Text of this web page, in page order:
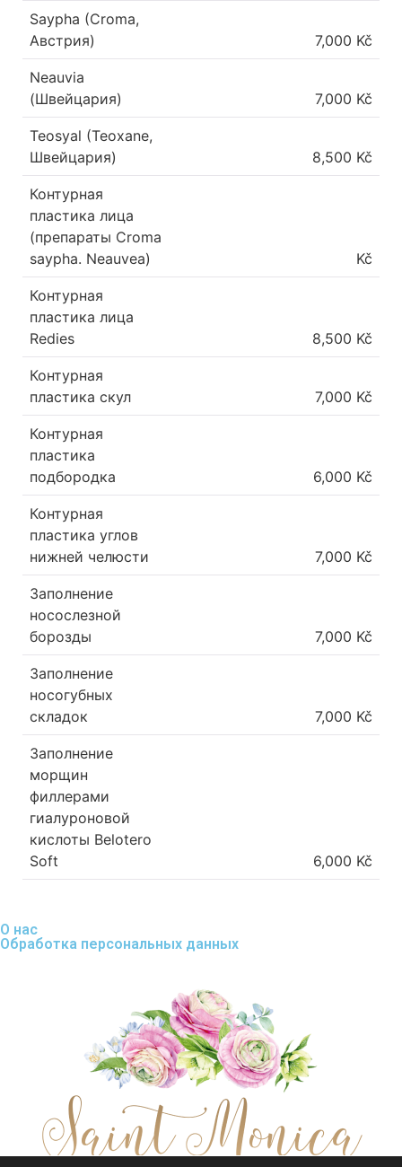
Saypha (Croma,
Австрия)
7,000 Kč
Neauvia
(Швейцария)
7,000 Kč
Teosyal (Teoxane,
Швейцария)
8,500 Kč
Контурная
пластика лица
(препараты Croma
saypha. Neauvea)
Kč
Контурная
пластика лица
Redies
8,500 Kč
Контурная
пластика скул
7,000 Kč
Контурная
пластика
подбородка
6,000 Kč
Контурная
пластика углов
нижней челюсти
7,000 Kč
Заполнение
носослезной
борозды
7,000 Kč
Заполнение
носогубных
складок
7,000 Kč
Заполнение
морщин
филлерами
гиалуроновой
кислоты Belotero
Soft
6,000 Kč
О нас
Обработка персональных данных